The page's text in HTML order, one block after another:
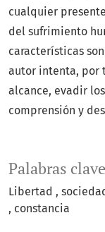
Palabras clave
Libertad
constancia
cualquier
del sufrimiento
características
autor intenta, por
alcance, evadir
comprensión y